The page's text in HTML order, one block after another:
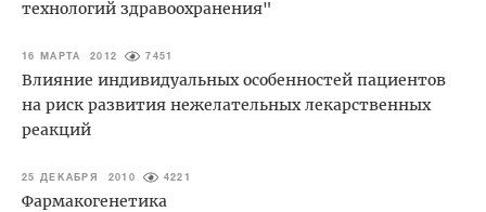
технологий здравоохранения"
16 МАРТА 2012 7451
Влияние индивидуальных особенностей пациентов
на риск развития нежелательных лекарственных
реакций
25 ДЕКАБРЯ 2010 4221
Фармакогенетика